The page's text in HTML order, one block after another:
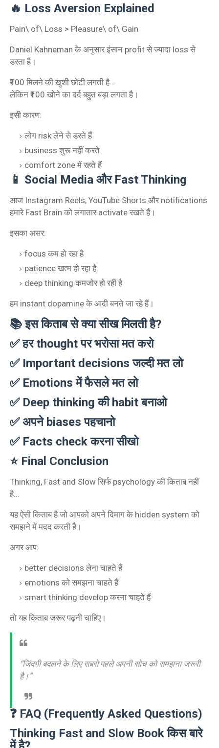
🔥 Loss Aversion Explained
Pain\ of\ Loss > Pleasure\ of\ Gain
Daniel Kahneman के अनुसार इंसान profit से ज्यादा loss से
डरता है।
₹100 मिलने की खुशी छोटी लगती है…
लेकिन ₹100 खोने का दर्द बहुत बड़ा लगता है।
इसी कारण:
लोग risk लेने से डरते हैं
business शुरू नहीं करते
comfort zone में रहते हैं
📱 Social Media और Fast Thinking
आज Instagram Reels, YouTube Shorts और notifications
हमारे Fast Brain को लगातार activate रखते हैं।
इसका असर:
focus कम हो रहा है
patience खत्म हो रहा है
deep thinking कमजोर हो रही है
हम instant dopamine के आदी बनते जा रहे हैं।
📚 इस किताब से क्या सीख मिलती है?
✅ हर thought पर भरोसा मत करो
✅ Important decisions जल्दी मत लो
✅ Emotions में फैसले मत लो
✅ Deep thinking की habit बनाओ
✅ अपने biases पहचानो
✅ Facts check करना सीखो
⭐ Final Conclusion
Thinking, Fast and Slow सिर्फ psychology की किताब नहीं
है…
यह ऐसी किताब है जो आपको अपने दिमाग के hidden system को
समझने में मदद करती है।
अगर आप:
better decisions लेना चाहते हैं
emotions को समझना चाहते हैं
smart thinking develop करना चाहते हैं
तो यह किताब जरूर पढ़नी चाहिए।
“जिंदगी बदलने के लिए सबसे पहले अपनी सोच को समझना जरूरी
है।”
❓ FAQ (Frequently Asked Questions)
Thinking Fast and Slow Book किस बारे